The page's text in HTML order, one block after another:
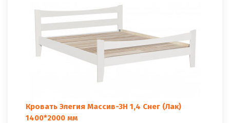
Кровать Элегия Массив-3Н 1,4 Снег (Лак)
1400*2000 мм